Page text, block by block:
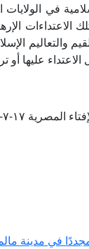
في
والتعاليم
عليها أو
١٧-٧-٢٠١٦م
في مدينة